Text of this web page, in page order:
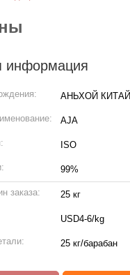
информация
АНЬХОЙ КИТАЙ
AJA
ISO
99%
заказа: 25 кг
USD4-6/kg
25 кг/барабан